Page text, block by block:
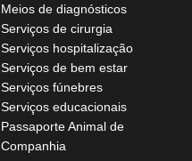
Meios de diagnósticos
Serviços de cirurgia
Serviços hospitalização
Serviços de bem estar
Serviços fúnebres
Serviços educacionais
Passaporte Animal de
Companhia